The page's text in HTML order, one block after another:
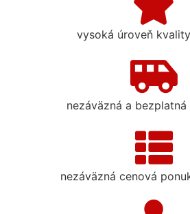
vysoká úroveň
nezáväzná a
nezáväzná cenová